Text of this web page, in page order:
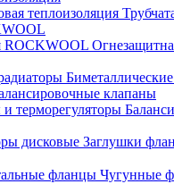
теплоизоляция
ROCKWOOL
клапаны
терморегуляторы
дисковые Заглушки
фланцы Чугунные